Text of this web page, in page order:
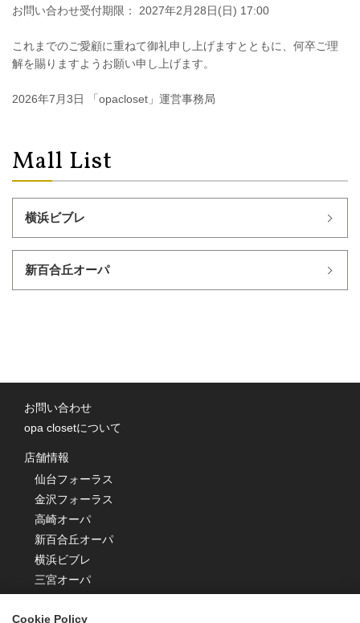
お問い合わせ受付期限： 2027年2月28日(日) 17:00
これまでのご愛顧に重ねて御礼申し上げますとともに、何卒ご理
解を賜りますようお願い申し上げます。
2026年7月3日 「opacloset」運営事務局
Mall List
横浜ビブレ
新百合丘オーパ
Cookie Policy
お問い合わせ
opa closetについて
店舗情報
仙台フォーラス
金沢フォーラス
高崎オーパ
新百合丘オーパ
横浜ビブレ
三宮オーパ